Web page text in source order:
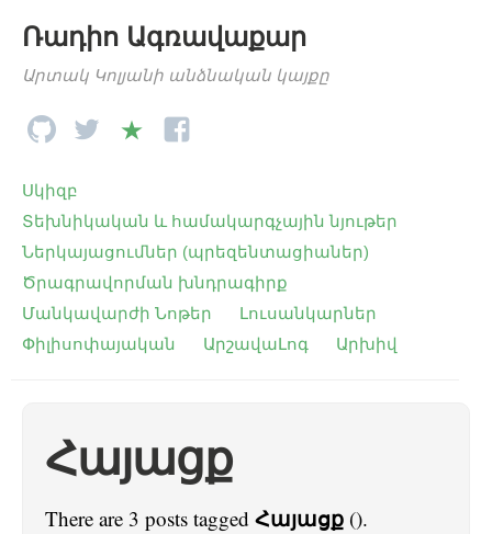
Ռադիո Ագռավաքար
Արտակ Կոլյանի անձնական կայքը
Սկիզբ
Տեխնիկական և համակարգչային նյութեր
Ներկայացումներ (պրեզենտացիաներ)
Ծրագրավորման խնդրագիրք
Մանկավարժի Նոթեր
Լուսանկարներ
Փիլիսոփայական
ԱրշավաԼոգ Արխիվ
Հայացք
There are 3 posts tagged Հայացք ().